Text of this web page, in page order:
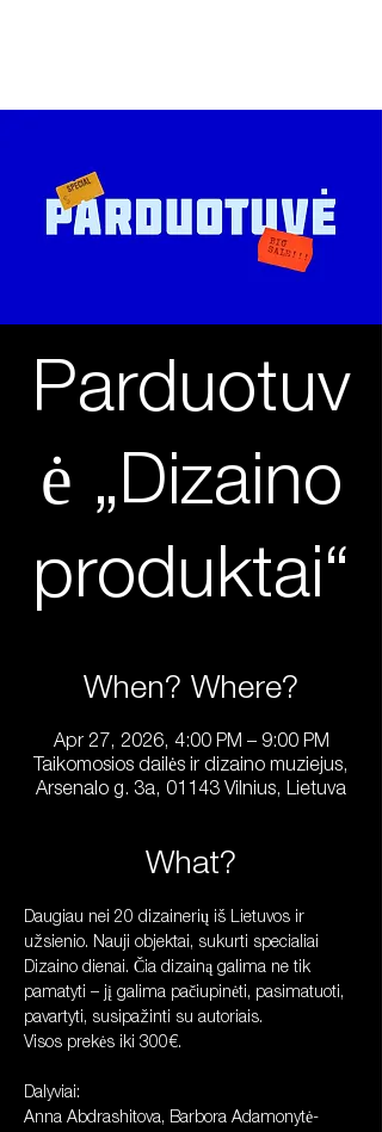
Parduotuv
ė „Dizaino
produktai“
When? Where?
Apr 27, 2026, 4:00 PM – 9:00 PM
Taikomosios dailės ir dizaino muziejus,
Arsenalo g. 3a, 01143 Vilnius, Lietuva
What?
Daugiau nei 20 dizainerių iš Lietuvos ir
užsienio. Nauji objektai, sukurti specialiai
Dizaino dienai. Čia dizainą galima ne tik
pamatyti – jį galima pačiupinėti, pasimatuoti,
pavartyti, susipažinti su autoriais.
Visos prekės iki 300€.
Dalyviai:
Anna Abdrashitova, Barbora Adamonytė-